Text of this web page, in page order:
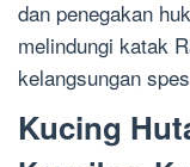
dan penegakan
melindungi katak
kelangsungan
Kucing